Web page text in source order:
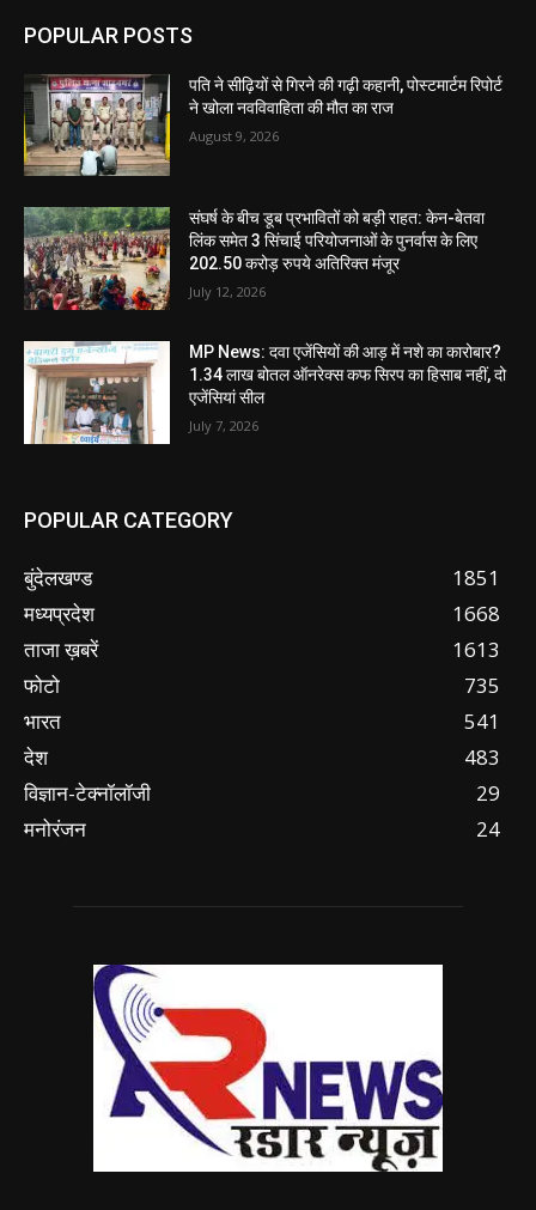
POPULAR POSTS
पति ने सीढ़ियों से गिरने की गढ़ी कहानी, पोस्टमार्टम रिपोर्ट
ने खोला नवविवाहिता की मौत का राज
August 9, 2026
संघर्ष के बीच डूब प्रभावितों को बड़ी राहत: केन-बेतवा
लिंक समेत 3 सिंचाई परियोजनाओं के पुनर्वास के लिए
202.50 करोड़ रुपये अतिरिक्त मंजूर
July 12, 2026
MP News: दवा एजेंसियों की आड़ में नशे का कारोबार?
1.34 लाख बोतल ऑनरेक्स कफ सिरप का हिसाब नहीं, दो
एजेंसियां सील
July 7, 2026
POPULAR CATEGORY
बुंदेलखण्ड
1851
मध्यप्रदेश
1668
ताजा ख़बरें
1613
फोटो
735
भारत
541
देश
483
विज्ञान-टेक्नॉलॉजी
29
मनोरंजन
24